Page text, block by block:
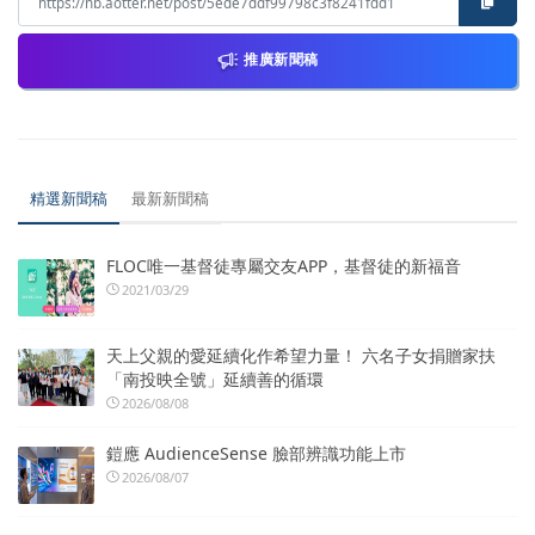
推廣新聞稿
精選新聞稿 最新新聞稿
FLOC唯一基督徒專屬交友APP，基督徒的新福音
2021/03/29
天上父親的愛延續化作希望力量！ 六名子女捐贈家扶
「南投映全號」延續善的循環
2026/08/08
鎧應 AudienceSense 臉部辨識功能上市
2026/08/07